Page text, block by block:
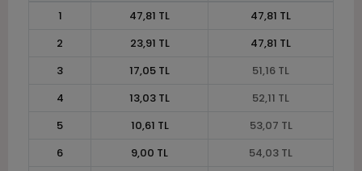
1
47,81 TL
47,81 TL
2
23,91 TL
47,81 TL
3
17,05 TL
51,16 TL
4
13,03 TL
52,11 TL
5
10,61 TL
53,07 TL
6
9,00 TL
54,03 TL